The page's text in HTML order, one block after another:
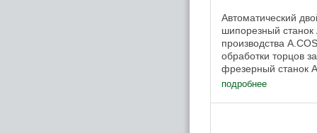
Автоматический
шипорезный станок
производства
обработки торцов
фрезерный станок
автоматическую
подробнее